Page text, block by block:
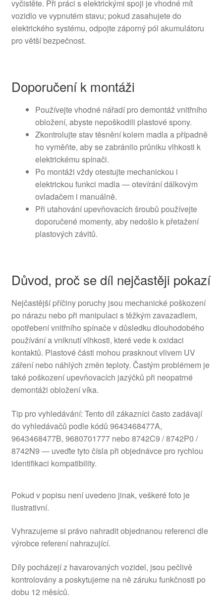
vyčistěte. Při práci s elektrickými spoji je vhodné mít
vozidlo ve vypnutém stavu; pokud zasahujete do
elektrického systému, odpojte záporný pól akumulátoru
pro větší bezpečnost.
Doporučení k montáži
Používejte vhodné nářadí pro demontáž vnitřního
obložení, abyste nepoškodili plastové spony.
Zkontrolujte stav těsnění kolem madla a případně
ho vyměňte, aby se zabránilo průniku vlhkosti k
elektrickému spínači.
Po montáži vždy otestujte mechanickou i
elektrickou funkci madla — otevírání dálkovým
ovladačem i manuálně.
Při utahování upevňovacích šroubů používejte
doporučené momenty, aby nedošlo k přetažení
plastových závitů.
Důvod, proč se díl nejčastěji pokazí
Nejčastější příčiny poruchy jsou mechanické poškození
po nárazu nebo při manipulaci s těžkým zavazadlem,
opotřebení vnitřního spínače v důsledku dlouhodobého
používání a vniknutí vlhkosti, které vede k oxidaci
kontaktů. Plastové části mohou prasknout vlivem UV
záření nebo náhlých změn teploty. Častým problémem je
také poškození upevňovacích jazýčků při neopatrné
demontáži obložení víka.
Tip pro vyhledávání: Tento díl zákazníci často zadávají
do vyhledávačů podle kódů 9643468477A,
9643468477B, 9680701777 nebo 8742C9 / 8742P0 /
8742N9 — uveďte tyto čísla při objednávce pro rychlou
identifikaci kompatibility.
Pokud v popisu není uvedeno jinak, veškeré foto je
ilustrativní.
Vyhrazujeme si právo nahradit objednanou referenci dle
výrobce referení nahrazující.
Díly pocházejí z havarovaných vozidel, jsou pečlivě
kontrolovány a poskytujeme na ně záruku funkčnosti po
dobu 12 měsíců.